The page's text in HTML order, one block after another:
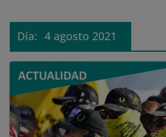
Día: 4 agosto 2021